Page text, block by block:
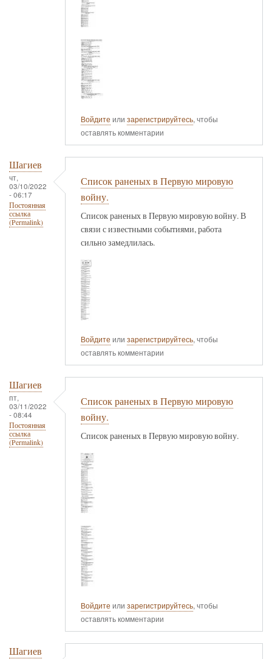
Войдите или зарегистрируйтесь, чтобы
оставлять комментарии
Шагиев
чт,
03/10/2022
- 06:17
Постоянная
ссылка
(Permalink)
Список раненых в Первую мировую
войну.
Список раненых в Первую мировую войну. В
связи с известными событиями, работа
сильно замедлилась.
Войдите или зарегистрируйтесь, чтобы
оставлять комментарии
Шагиев
пт,
03/11/2022
- 08:44
Постоянная
ссылка
(Permalink)
Список раненых в Первую мировую
войну.
Список раненых в Первую мировую войну.
Войдите или зарегистрируйтесь, чтобы
оставлять комментарии
Шагиев